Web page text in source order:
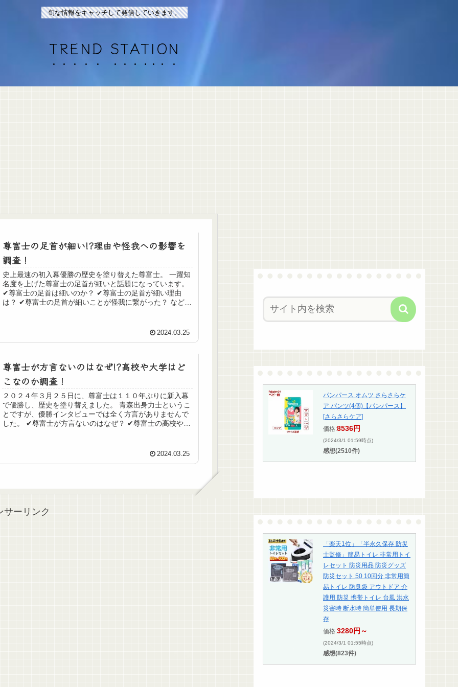
旬な情報をキャッチして発信していきます。
TREND STATION
尊富士の足首が細い!?理由や怪我への影響を
調査！
史上最速の初入幕優勝の歴史を塗り替えた尊富士。 一躍知
名度を上げた尊富士の足首が細いと話題になっています。
✔︎尊富士の足首は細いのか？ ✔︎尊富士の足首が細い理由
は？ ✔︎尊富士の足首が細いことが怪我に繋がった？ など、
2024.03.25
尊富士が方言ないのはなぜ!?高校や大学はど
こなのか調査！
２０２４年３月２５日に、尊富士は１１０年ぶりに新入幕
で優勝し、歴史を塗り替えました。 青森出身力士というこ
とですが、優勝インタビューでは全く方言がありませんで
した。 ✔︎尊富士が方言ないのはなぜ？ ✔︎尊富士の高校や大
2024.03.25
サーリンク
パンパース オムツ さらさらケ
ア パンツ(4個)【パンパース】
[さらさらケア]
価格:8536円
(2024/3/1 01:59時点)
感想(2510件)
「楽天1位」「半永久保存 防災
士監修」簡易トイレ 非常用トイ
レセット 防災用品 防災グッズ
防災セット 50 10回分 非常用簡
易トイレ 防臭袋 アウトドア 介
護用 防災 携帯トイレ 台風 洪水
災害時 断水時 簡単使用 長期保
存
価格:3280円～
(2024/3/1 01:55時点)
感想(823件)